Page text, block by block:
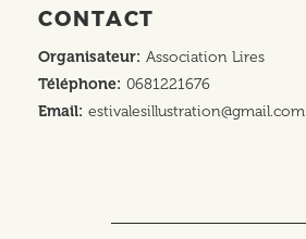
CONTACT
Organisateur Association Lires
Téléphone 0681221676
Email estivalesillustration@gmail.com